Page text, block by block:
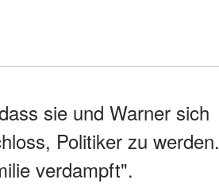
sie und Warner sich
Politiker zu werden.
verdampft".